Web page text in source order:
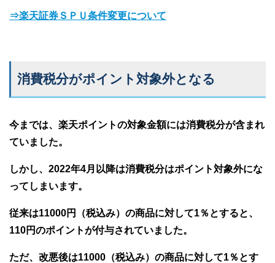
⇒楽天証券ＳＰＵ条件変更について
消費税分がポイント対象外となる
今までは、楽天ポイントの対象金額には消費税分が含まれ
ていました。
しかし、2022年4月以降は消費税分はポイント対象外にな
ってしまいます。
従来は11000円（税込み）の商品に対して1％とすると、
110円のポイントが付与されていました。
ただ、改悪後は11000（税込み）の商品に対して1％とす